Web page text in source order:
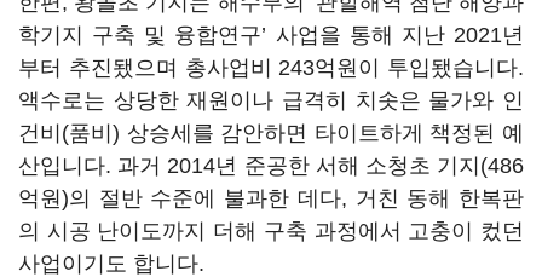
학기지 구축 및 융합연구’ 사업을 통해 지난 2021년
부터 추진됐으며 총사업비 243억원이 투입됐습니다.
액수로는 상당한 재원이나 급격히 치솟은 물가와 인
건비(품비) 상승세를 감안하면 타이트하게 책정된 예
산입니다. 과거 2014년 준공한 서해 소청초 기지(486
억원)의 절반 수준에 불과한 데다, 거친 동해 한복판
의 시공 난이도까지 더해 구축 과정에서 고충이 컸던
사업이기도 합니다.